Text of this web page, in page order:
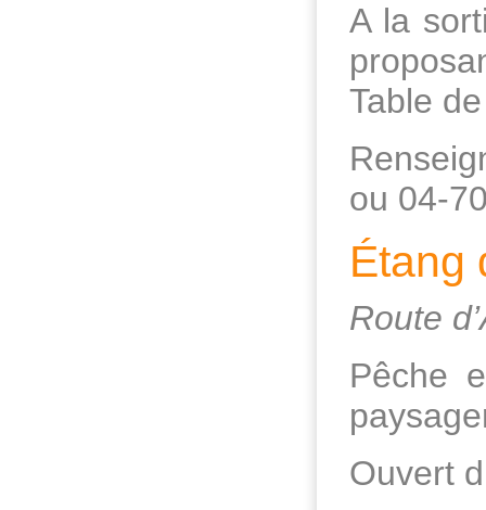
A la
Table
ou 04-
Étang
Route
Pêche
Ouvert